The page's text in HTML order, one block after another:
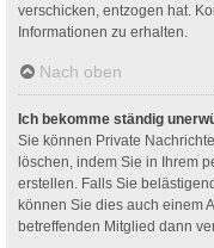
verschicken, entzogen hat.
Informationen zu erhalten.
Nach oben
Ich bekomme ständig
Sie können Private
löschen, indem Sie in Ihrem
erstellen. Falls Sie
können Sie dies auch einem
betreffenden Mitglied dann